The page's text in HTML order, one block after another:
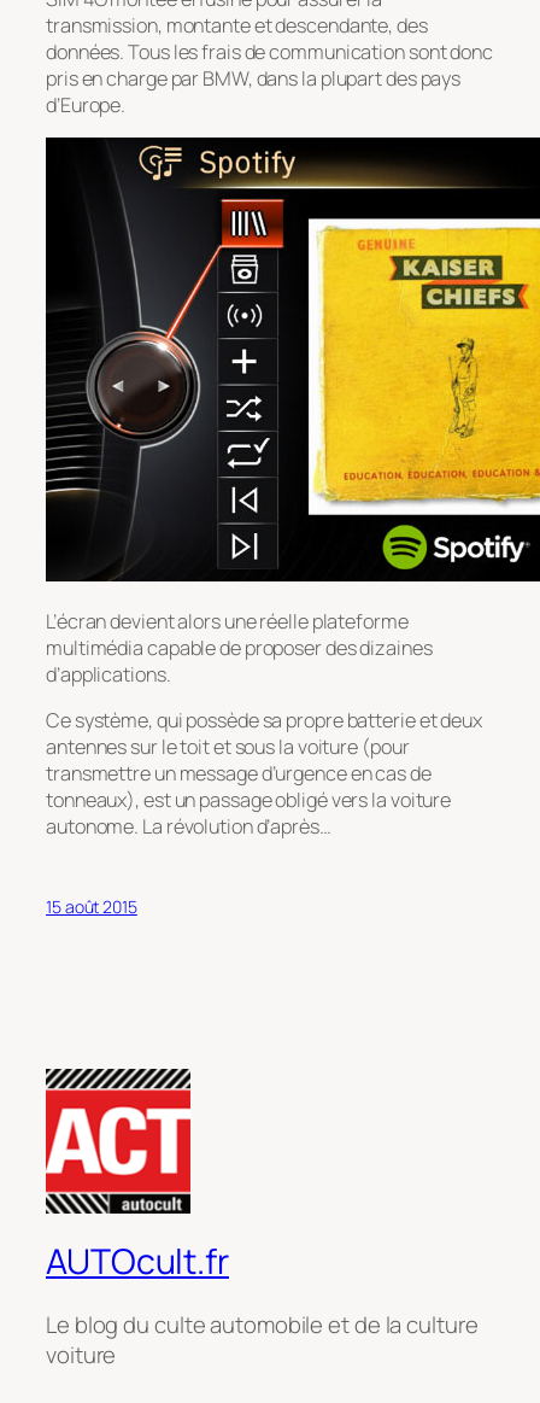
transmission, montante et descendante, des
données. Tous les frais de communication sont donc
pris en charge par BMW, dans la plupart des pays
d’Europe.
L’écran devient alors une réelle plateforme
multimédia capable de proposer des dizaines
d’applications.
Ce système, qui possède sa propre batterie et deux
antennes sur le toit et sous la voiture (pour
transmettre un message d’urgence en cas de
tonneaux), est un passage obligé vers la voiture
autonome. La révolution d’après…
15 août 2015
AUTOcult.fr
Le blog du culte automobile et de la culture
voiture